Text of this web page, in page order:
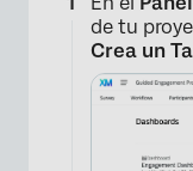
de tu
Crea un